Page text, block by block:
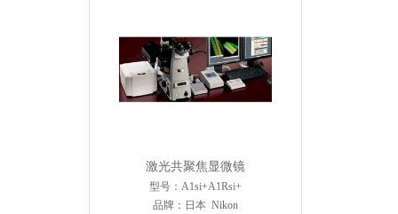
激光共聚焦显微镜
型号：A1si+A1Rsi+
品牌：日本 Nikon